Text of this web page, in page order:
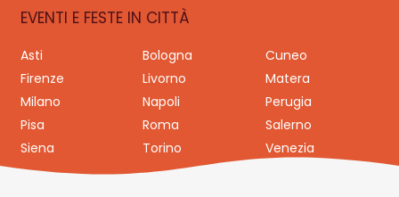
EVENTI E FESTE IN CITTÀ
Asti Bologna
Cuneo
Firenze
Livorno
Matera
Milano
Napoli
Perugia
Pisa
Roma
Salerno
Siena
Torino Venezia